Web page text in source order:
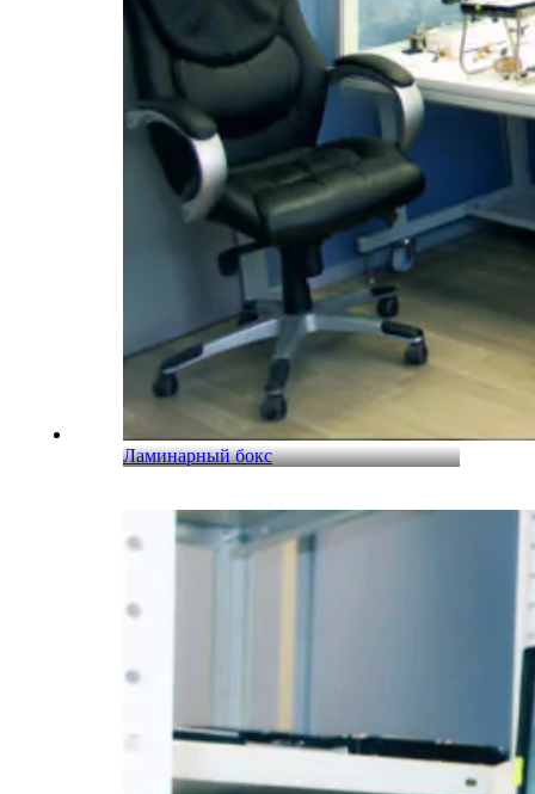
Ламинарный бокс